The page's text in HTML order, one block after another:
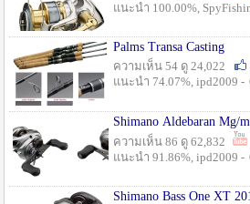
แนะนำ 100.00%,
Palms Transa Casting
ความเห็น 54 ดู 24,022
แนะนำ 74.07%, ipd2009 -
Shimano Aldebaran Mg/
ความเห็น 86 ดู 62,832
แนะนำ 91.86%, ipd2009 -
Shimano Bass One XT